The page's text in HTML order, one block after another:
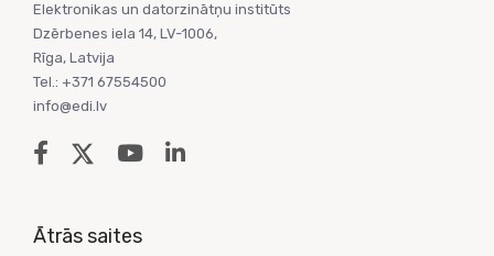
Elektronikas un datorzinātņu institūts
Dzērbenes iela 14, LV-1006,
Rīga, Latvija
Tel.: +371 67554500
info@edi.lv
Ātrās saites